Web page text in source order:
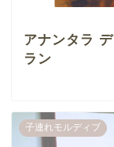
アナンタラ
ラン
子連れモルディブ